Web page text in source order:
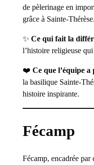
de pèlerinage en
grâce à Sainte-Thérèse.
✨Ce qui fait la
l’histoire religieuse
❤️Ce que l’équipe a
la basilique Sainte-
histoire inspirante.
Fécamp
Fécamp, encadrée par